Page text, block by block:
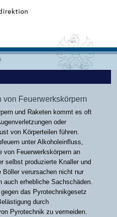
von Feuerwerkskörpern
und Raketen kommt es oft
oder
von Körperteilen führen.
unter Alkoholeinfluss,
von Feuerwerkskörpern an
selbst produzierte Knaller und
verursachen nicht nur
auch erhebliche Sachschäden.
das Pyrotechnikgesetz
durch
Pyrotechnik zu vermeiden.